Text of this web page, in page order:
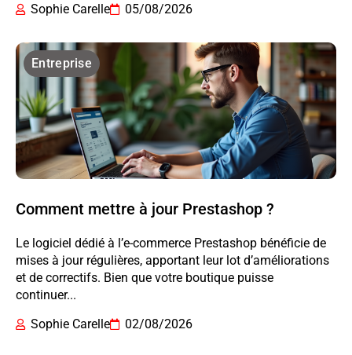
Sophie Carelle
05/08/2026
Entreprise
Comment mettre à jour Prestashop ?
Le logiciel dédié à l’e-commerce Prestashop bénéficie de
mises à jour régulières, apportant leur lot d’améliorations
et de correctifs. Bien que votre boutique puisse
continuer...
Sophie Carelle
02/08/2026